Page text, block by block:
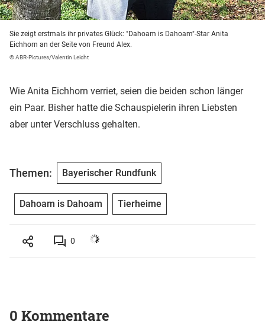
Sie zeigt erstmals ihr privates Glück: "Dahoam is Dahoam"-Star Anita
Eichhorn an der Seite von Freund Alex.
© ABR-Pictures/Valentin Leicht
Wie Anita Eichhorn verriet, seien die beiden schon länger
ein Paar. Bisher hatte die Schauspielerin ihren Liebsten
aber unter Verschluss gehalten.
Themen: Bayerischer Rundfunk
Dahoam is Dahoam Tierheime
0
0 Kommentare